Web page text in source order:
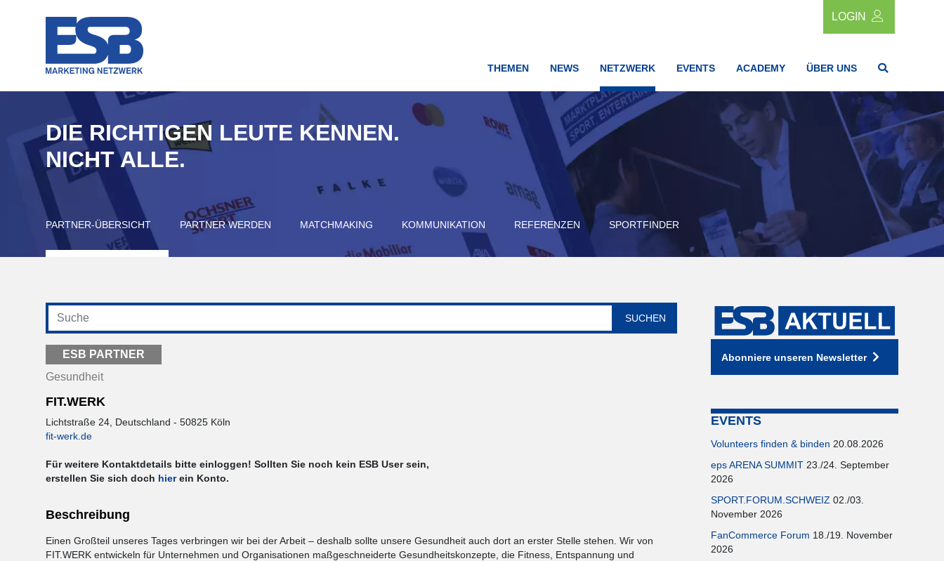
LOGIN
THEMEN NEWS NETZWERK EVENTS ACADEMY ÜBER UNS
DIE RICHTIGEN LEUTE KENNEN.
NICHT ALLE.
PARTNER-ÜBERSICHT PARTNER WERDEN MATCHMAKING KOMMUNIKATION REFERENZEN SPORTFINDER
ESB PARTNER
Gesundheit
FIT.WERK
Lichtstraße 24, Deutschland - 50825 Köln
fit-werk.de
Für weitere Kontaktdetails bitte einloggen! Sollten Sie noch kein ESB User sein,
erstellen Sie sich doch hierein Konto.
Beschreibung
Einen Großteil unseres Tages verbringen wir bei der Arbeit – deshalb sollte unsere Gesundheit auch dort an erster Stelle stehen. Wir von
FIT.WERK entwickeln für Unternehmen und Organisationen maßgeschneiderte Gesundheitskonzepte, die Fitness, Entspannung und
Abonniere unseren Newsletter
EVENTS
Volunteers finden & binden 20.08.2026
eps ARENA SUMMIT 23./24. September
2026
SPORT.FORUM.SCHWEIZ 02./03.
November 2026
FanCommerce Forum 18./19. November
2026